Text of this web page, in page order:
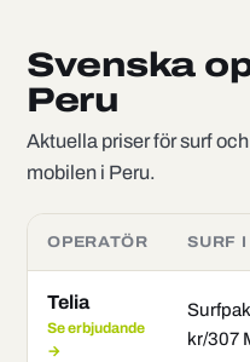
Svenska
Peru
Aktuella priser för surf
mobilen i Peru.
OPERATÖR SURF I
Telia
Se erbjudande
→
kr/307